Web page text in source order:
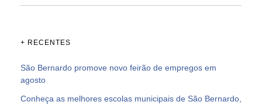
+ RECENTES
São Bernardo promove novo feirão de empregos em
agosto
Conheça as melhores escolas municipais de São Bernardo,